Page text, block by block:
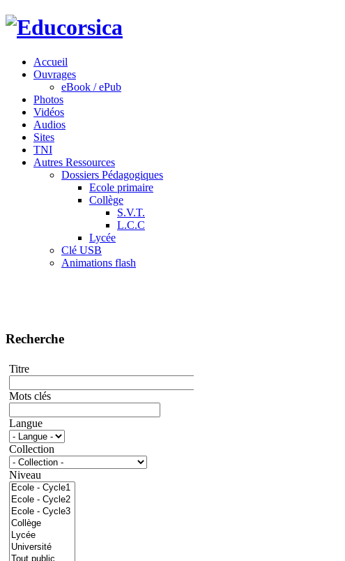
Accueil
Ouvrages
eBook / ePub
Photos
Vidéos
Audios
Sites
TNI
Autres Ressources
Dossiers Pédagogiques
Ecole primaire
Collège
S.V.T.
L.C.C
Lycée
Clé USB
Animations flash
Recherche
Titre
Mots clés
Langue
Collection
Niveau